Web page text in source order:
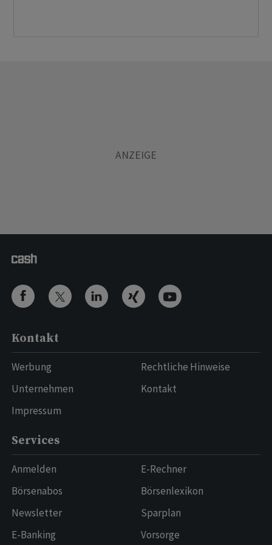
Kontakt
Werbung
Unternehmen
Impressum
Rechtliche Hinweise
Kontakt
Services
Anmelden
Börsenabos
Newsletter
E-Banking
E-Rechner
Börsenlexikon
Sparplan
Vorsorge